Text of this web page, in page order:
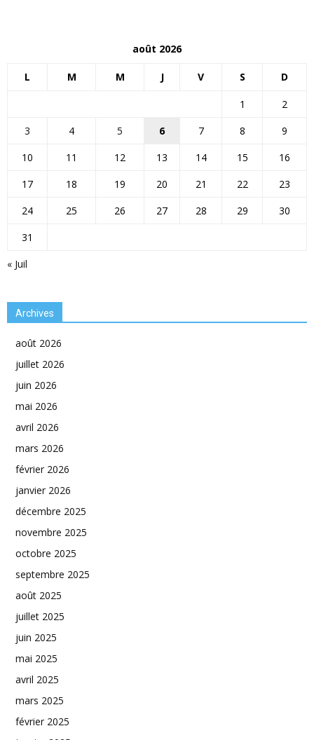
août 2026
L M M J V S D
« Juil
1
2
3
4 5 6 7 8
9
10
11 12 13 14 15
16
17
18 19 20 21 22
23
24
25 26 27 28 29
30
31
Archives
août 2026
juillet 2026
juin 2026
mai 2026
avril 2026
mars 2026
février 2026
janvier 2026
décembre 2025
novembre 2025
octobre 2025
septembre 2025
août 2025
juillet 2025
juin 2025
mai 2025
avril 2025
mars 2025
février 2025